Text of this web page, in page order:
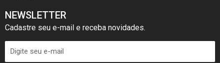
NEWSLETTER
Cadastre seu e-mail e receba novidades.